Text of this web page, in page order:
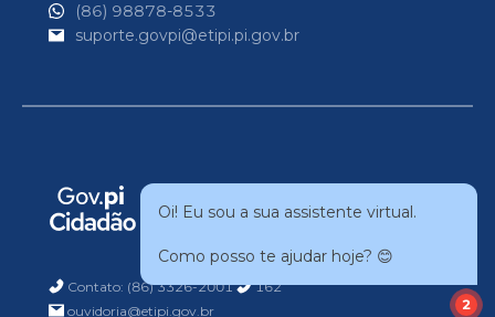
(86) 98878-8533
suporte.govpi@etipi.pi.gov.br
Contato: (86) 3326-2001
162
ouvidoria@etipi.gov.br
2
Oi! Eu sou a sua assistente virtual.
Como posso te ajudar hoje? 😊